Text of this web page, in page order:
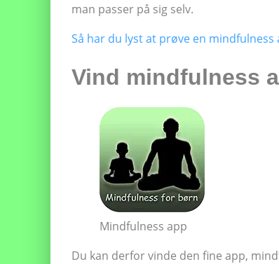
man passer på sig selv.
Så har du lyst at prøve en mindfulness
Vind mindfulness
Mindfulness app
Du kan derfor vinde den fine app,